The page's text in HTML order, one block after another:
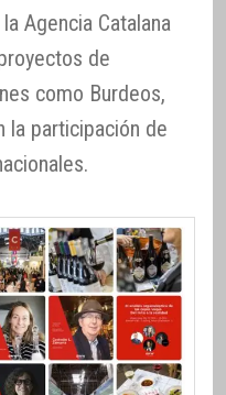
Agencia Catalana
de
como Burdeos,
la participación de